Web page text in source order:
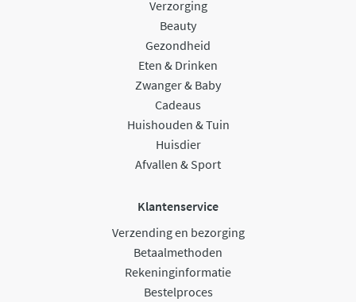
Verzorging
Beauty
Gezondheid
Eten & Drinken
Zwanger & Baby
Cadeaus
Huishouden & Tuin
Huisdier
Afvallen & Sport
Klantenservice
Verzending en bezorging
Betaalmethoden
Rekeninginformatie
Bestelproces